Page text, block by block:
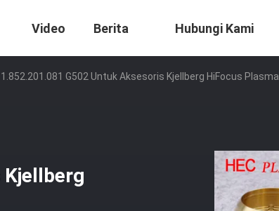
Video Berita Hubungi Kami
G502 Untuk Aksesoris Kjellberg HiFocus Plasma